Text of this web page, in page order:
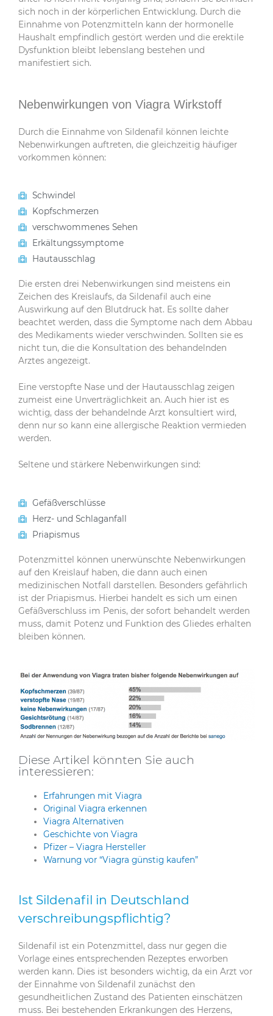
sich noch in der körperlichen Entwicklung. Durch die
Einnahme von Potenzmitteln kann der hormonelle
Haushalt empfindlich gestört werden und die erektile
Dysfunktion bleibt lebenslang bestehen und
manifestiert sich.
Nebenwirkungen von Viagra Wirkstoff
Durch die Einnahme von Sildenafil können leichte
Nebenwirkungen auftreten, die gleichzeitig häufiger
vorkommen können:
Schwindel
Kopfschmerzen
verschwommenes Sehen
Erkältungssymptome
Hautausschlag
Die ersten drei Nebenwirkungen sind meistens ein
Zeichen des Kreislaufs, da Sildenafil auch eine
Auswirkung auf den Blutdruck hat. Es sollte daher
beachtet werden, dass die Symptome nach dem Abbau
des Medikaments wieder verschwinden. Sollten sie es
nicht tun, die die Konsultation des behandelnden
Arztes angezeigt.
Eine verstopfte Nase und der Hautausschlag zeigen
zumeist eine Unverträglichkeit an. Auch hier ist es
wichtig, dass der behandelnde Arzt konsultiert wird,
denn nur so kann eine allergische Reaktion vermieden
werden.
Seltene und stärkere Nebenwirkungen sind:
Gefäßverschlüsse
Herz- und Schlaganfall
Priapismus
Potenzmittel können unerwünschte Nebenwirkungen
auf den Kreislauf haben, die dann auch einen
medizinischen Notfall darstellen. Besonders gefährlich
ist der Priapismus. Hierbei handelt es sich um einen
Gefäßverschluss im Penis, der sofort behandelt werden
muss, damit Potenz und Funktion des Gliedes erhalten
bleiben können.
Diese Artikel könnten Sie auch
interessieren:
Erfahrungen mit Viagra
Original Viagra erkennen
Viagra Alternativen
Geschichte von Viagra
Pfizer – Viagra Hersteller
Warnung vor “Viagra günstig kaufen”
Ist Sildenafil in Deutschland
verschreibungspflichtig?
Sildenafil ist ein Potenzmittel, dass nur gegen die
Vorlage eines entsprechenden Rezeptes erworben
werden kann. Dies ist besonders wichtig, da ein Arzt vor
der Einnahme von Sildenafil zunächst den
gesundheitlichen Zustand des Patienten einschätzen
muss. Bei bestehenden Erkrankungen des Herzens,